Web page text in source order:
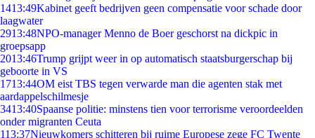
1413:49Kabinet geeft bedrijven geen compensatie voor schade door
laagwater
2913:48NPO-manager Menno de Boer geschorst na dickpic in
groepsapp
2013:46Trump grijpt weer in op automatisch staatsburgerschap bij
geboorte in VS
1713:44OM eist TBS tegen verwarde man die agenten stak met
aardappelschilmesje
3413:40Spaanse politie: minstens tien voor terrorisme veroordeelden
onder migranten Ceuta
113:37Nieuwkomers schitteren bij ruime Europese zege FC Twente